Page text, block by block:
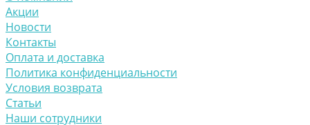
Акции
Новости
Контакты
Оплата и доставка
Политика конфиденциальности
Условия возврата
Статьи
Наши сотрудники